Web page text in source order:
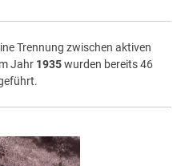
Trennung zwischen aktiven
Jahr 1935wurden bereits 46